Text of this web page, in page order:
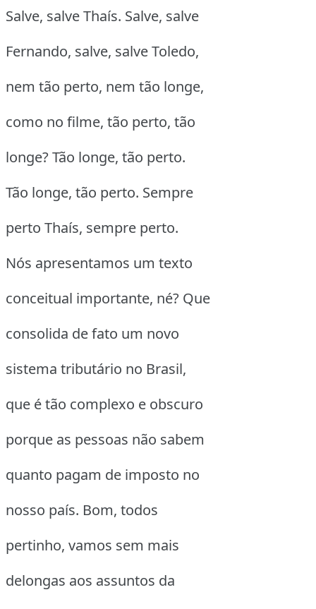
Salve, salve Thaís. Salve, salve
Fernando, salve, salve Toledo,
nem tão perto, nem tão longe,
como no filme, tão perto, tão
longe? Tão longe, tão perto.
Tão longe, tão perto. Sempre
perto Thaís, sempre perto.
Nós apresentamos um texto
conceitual importante, né? Que
consolida de fato um novo
sistema tributário no Brasil,
que é tão complexo e obscuro
porque as pessoas não sabem
quanto pagam de imposto no
nosso país. Bom, todos
pertinho, vamos sem mais
delongas aos assuntos da